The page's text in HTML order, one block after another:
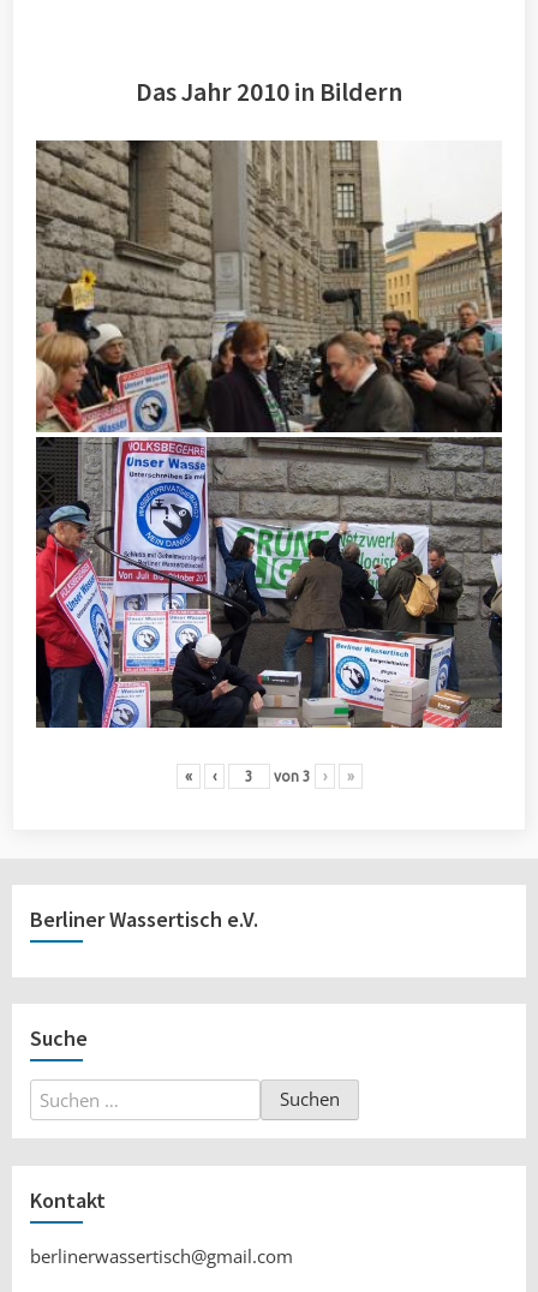
Das Jahr 2010 in Bildern
« ‹ von 3 › »
Berliner Wassertisch e.V.
Suche
Suchen
nach:
Kontakt
berlinerwassertisch@gmail.com